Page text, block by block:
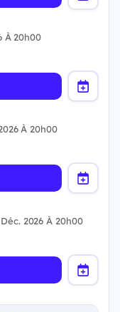
À 20h00
À 20h00
2026 À 20h00